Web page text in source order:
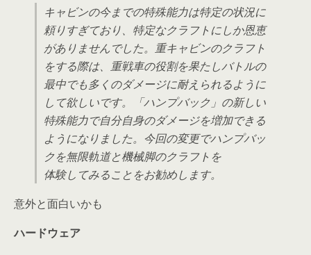
キャビンの今までの特殊能力は特定の状況に
頼りすぎており、特定なクラフトにしか恩恵
がありませんでした。重キャビンのクラフト
をする際は、重戦車の役割を果たしバトルの
最中でも多くのダメージに耐えられるように
して欲しいです。「ハンプバック」の新しい
特殊能力で自分自身のダメージを増加できる
ようになりました。今回の変更でハンプバッ
クを無限軌道と機械脚のクラフトを
体験してみることをお勧めします。
意外と面白いかも
ハードウェア